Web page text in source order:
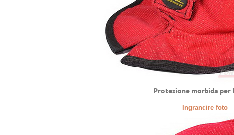
Protezione morbida per
Ingrandire foto